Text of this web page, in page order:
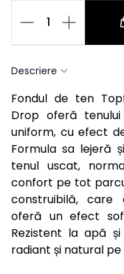
1
Descriere
Fondul de ten
Drop oferă
uniform, cu efect
Formula sa lejeră
tenul uscat,
confort pe tot
construibilă, care
oferă un efect
Rezistent la apă
radiant și natural